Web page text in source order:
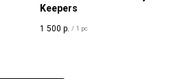
Keepers
1 500 р. / 1 pc